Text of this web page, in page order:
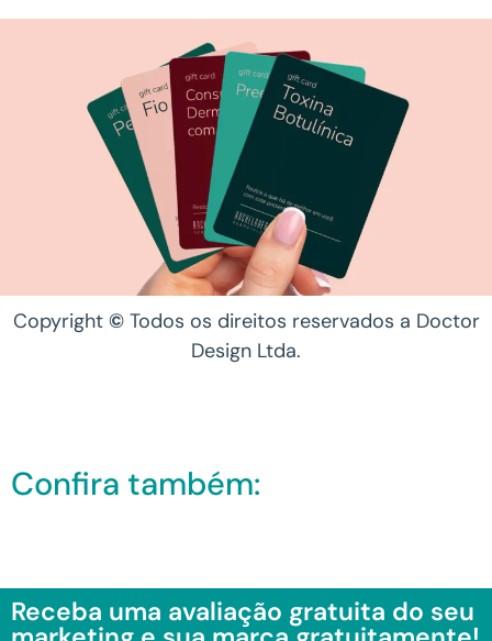
Copyright ©Todos os direitos reservados a Doctor
Design Ltda.
Confira também:
Receba uma avaliação gratuita do seu